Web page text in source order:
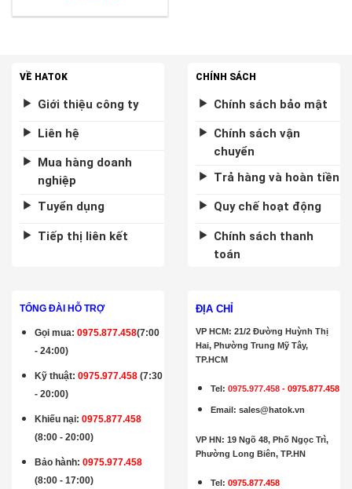
VỀ HATOK
Giới thiệu công ty
Liên hệ
Mua hàng doanh
nghiệp
Tuyển dụng
Tiếp thị liên kết
CHÍNH SÁCH
Chính sách bảo mật
Chính sách vận
chuyển
Trả hàng và hoàn tiền
Quy chế hoạt động
Chính sách thanh
toán
TỔNG ĐÀI HỖ TRỢ
Gọi mua:0975.877.458(7:00
- 24:00)
Kỹ thuật:0975.977.458 (7:30
- 20:00)
Khiếu nại: 0975.877.458
(8:00 - 20:00)
Bảo hành:0975.977.458
(8:00 - 17:00)
ĐỊA CHỈ
VP HCM: 21/2 Đường Huỳnh Thị
Hai, Phường Trung Mỹ Tây,
TP.HCM
Tel:0975.977.458 -0975.877.458
Email :sales@hatok.vn
VP HN: 19 Ngõ 48, Phố Ngọc Trì,
Phường Long Biên, TP.HN
Tel: 0975.877.458